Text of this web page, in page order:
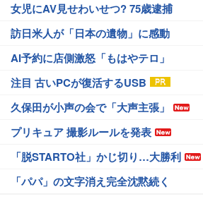
女児にAV見せわいせつ? 75歳逮捕
訪日米人が「日本の遺物」に感動
AI予約に店側激怒「もはやテロ」
注目 古いPCが復活するUSB
久保田が小声の会で「大声主張」
プリキュア 撮影ルールを発表
「脱STARTO社」かじ切り…大勝利
「パパ」の文字消え完全沈黙続く